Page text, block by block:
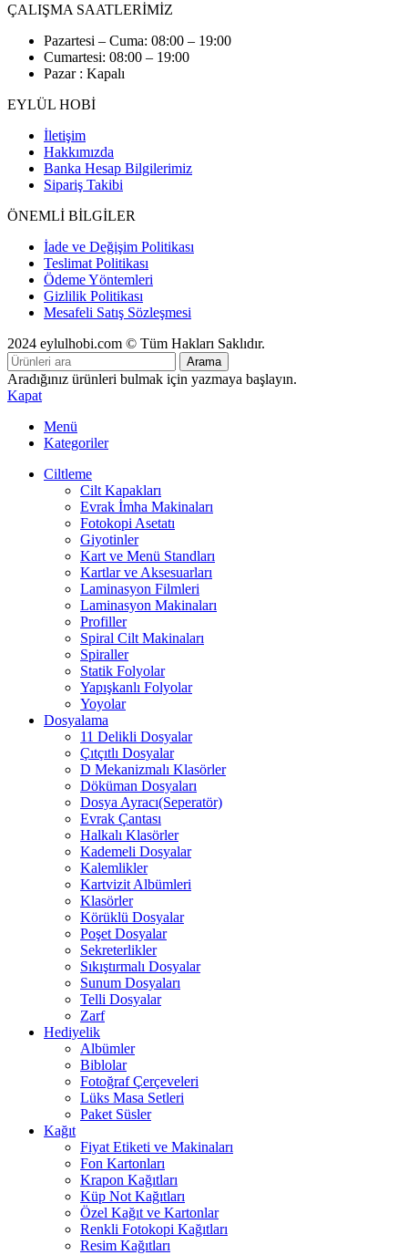
ÇALIŞMA SAATLERİMİZ
Pazartesi – Cuma: 08:00 – 19:00
Cumartesi: 08:00 – 19:00
Pazar : Kapalı
EYLÜL HOBİ
İletişim
Hakkımızda
Banka Hesap Bilgilerimiz
Sipariş Takibi
ÖNEMLİ BİLGİLER
İade ve Değişim Politikası
Teslimat Politikası
Ödeme Yöntemleri
Gizlilik Politikası
Mesafeli Satış Sözleşmesi
2024 eylulhobi.com © Tüm Hakları Saklıdır.
Arama
Aradığınız ürünleri bulmak için yazmaya başlayın.
Kapat
Menü
Kategoriler
Ciltleme
Cilt Kapakları
Evrak İmha Makinaları
Fotokopi Asetatı
Giyotinler
Kart ve Menü Standları
Kartlar ve Aksesuarları
Laminasyon Filmleri
Laminasyon Makinaları
Profiller
Spiral Cilt Makinaları
Spiraller
Statik Folyolar
Yapışkanlı Folyolar
Yoyolar
Dosyalama
11 Delikli Dosyalar
Çıtçıtlı Dosyalar
D Mekanizmalı Klasörler
Döküman Dosyaları
Dosya Ayracı(Seperatör)
Evrak Çantası
Halkalı Klasörler
Kademeli Dosyalar
Kalemlikler
Kartvizit Albümleri
Klasörler
Körüklü Dosyalar
Poşet Dosyalar
Sekreterlikler
Sıkıştırmalı Dosyalar
Sunum Dosyaları
Telli Dosyalar
Zarf
Hediyelik
Albümler
Biblolar
Fotoğraf Çerçeveleri
Lüks Masa Setleri
Paket Süsler
Kağıt
Fiyat Etiketi ve Makinaları
Fon Kartonları
Krapon Kağıtları
Küp Not Kağıtları
Özel Kağıt ve Kartonlar
Renkli Fotokopi Kağıtları
Resim Kağıtları